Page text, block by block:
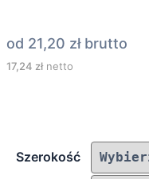
od 21,20 złbrutto
17,24 złnetto
Szerokość